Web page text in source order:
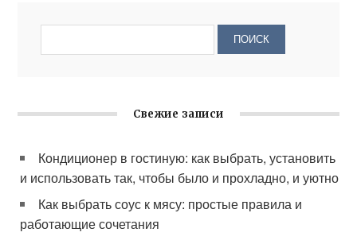
Свежие записи
Кондиционер в гостиную: как выбрать, установить
и использовать так, чтобы было и прохладно, и уютно
Как выбрать соус к мясу: простые правила и
работающие сочетания